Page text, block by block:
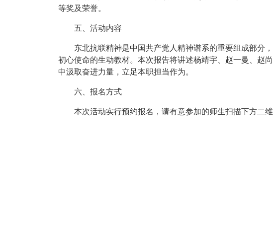
等奖及荣誉。
五、活动内容
东北抗联精神是中国共产党人精神谱系的重要组成部分
初心使命的生动教材。本次报告将讲述杨靖宇、赵一曼、赵
中汲取奋进力量，立足本职担当作为。
六、报名方式
本次活动实行预约报名，请有意参加的师生扫描下方二维